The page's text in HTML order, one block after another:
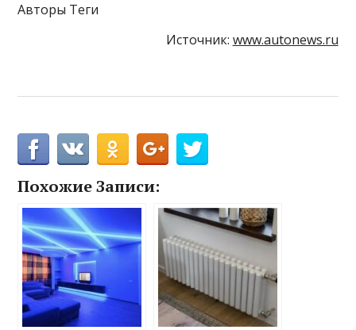
Авторы Теги
Источник: www.autonews.ru
Похожие Записи: